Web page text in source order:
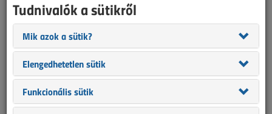
2026/5. lapszám| VL online |
Tudnivalók a sütikről
Mik azok a sütik?
Elengedhetetlen sütik
Funkcionális sütik